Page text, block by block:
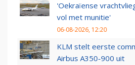
'Oekraïense
vol met munitie'
06-08-2026, 12:20
KLM stelt eerste
Airbus A350-900 uit